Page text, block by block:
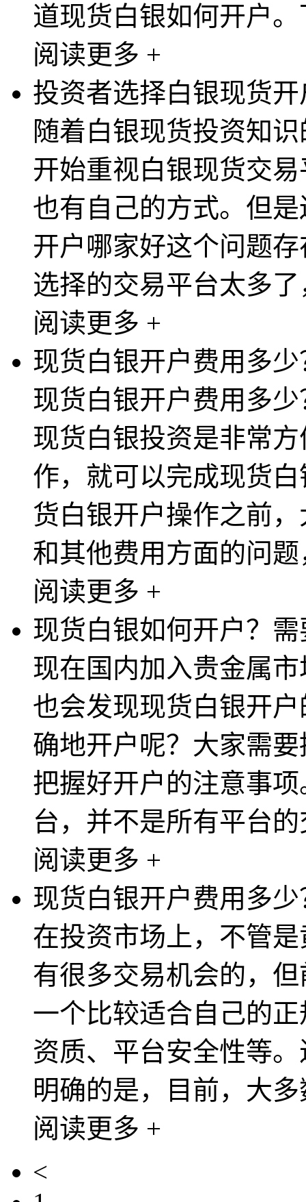
道现货白银如何开户
阅读更多 +
投资者选择白银现货
随着白银现货投资知
开始重视白银现货交
也有自己的方式。但
开户哪家好这个问题
选择的交易平台太多
阅读更多 +
现货白银开户费用多
现货白银开户费用多
现货白银投资是非常
作，就可以完成现货
货白银开户操作之前
和其他费用方面的问
阅读更多 +
现货白银如何开户？
现在国内加入贵金属
也会发现现货白银开
确地开户呢？大家需
把握好开户的注意事
台，并不是所有平台
阅读更多 +
现货白银开户费用多
在投资市场上，不管
有很多交易机会的，
一个比较适合自己的
资质、平台安全性等
明确的是，目前，大
阅读更多 +
<